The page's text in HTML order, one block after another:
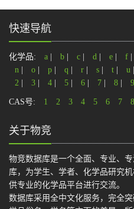
快速导航
化学品: a b c d e f
n
o p q r s t u
2
3 4 5 6 7 8 9
CAS号: 1 2 3 4 5 6 7 8
关于物竞
物竞数据库是一个全面、专业、专
库，为学生、学者、化学品研究
供专业的化学品平台进行交流。
数据库采用全中文化服务，完全